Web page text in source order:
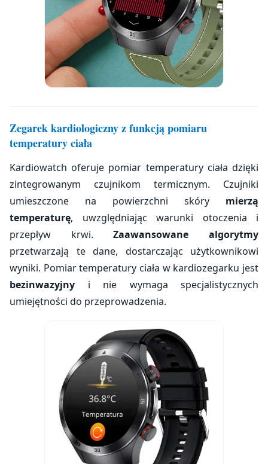
Zegarek kardiologiczny z funkcją pomiaru
temperatury ciała
Kardiowatch oferuje pomiar temperatury ciała dzięki
zintegrowanym czujnikom termicznym. Czujniki
umieszczone na powierzchni skóry mierzą
temperaturę, uwzględniając warunki otoczenia i
przepływ krwi.Zaawansowane algorytmy
przetwarzają te dane, dostarczając użytkownikowi
wyniki. Pomiar temperatury ciała w kardiozegarku jest
bezinwazyjny i nie wymaga specjalistycznych
umiejętności do przeprowadzenia.